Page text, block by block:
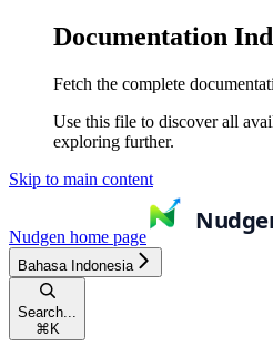
Documentation
Fetch the complete
Use this file to discover all
exploring further.
Skip to main content
Nudgen home page
Bahasa Indonesia
Search...
⌘ K